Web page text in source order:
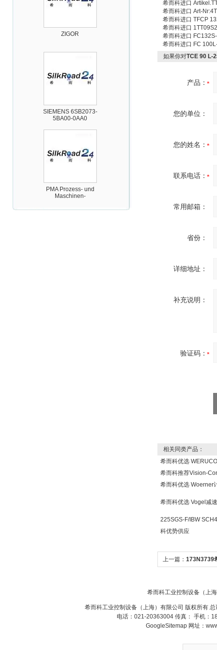
ZIGOR
SIEMENS 6SB2073-
5BA00-0AA0
PMA Prozess- und
Maschinen-
Automation GmbH
希而科进口
希而科进口 Art-
希而科进口 TFCP
希而科进口
希而科进口
希而科进口 FC
如果你对TCE 90 L-
产品：
您的单位：
您的姓名：
联系电话：
常用邮箱：
省份：
详细地址：
补充说明：
验证码：
相关同类产品：
希而科优选
希而科推荐Vision-
希而科优选 Woerner
希而科优选 Vogel减
225SGS-F/IBW
科优势供应
上一篇： 173N3739
希而科工业控制设备（上
希而科工业控制设备（上海）有限公司 版权所有
电话：021-20363004 传真： 手机：
GoogleSitemap网址：